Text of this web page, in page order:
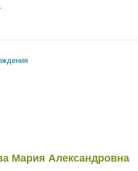
день
РФ
Мария Александровна